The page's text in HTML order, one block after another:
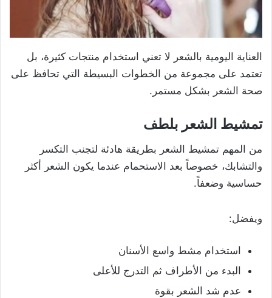
العناية اليومية بالشعر لا تعني استخدام منتجات كثيرة، بل
تعتمد على مجموعة من الخطوات البسيطة التي تحافظ على
صحة الشعر بشكل مستمر.
تمشيط الشعر بلطف
من المهم تمشيط الشعر بطريقة هادئة لتجنب التكسر
والتشابك، خصوصاً بعد الاستحمام عندما يكون الشعر أكثر
حساسية وضعفاً.
ويفضل:
استخدام مشط واسع الأسنان
البدء من الأطراف ثم التدرج للأعلى
عدم شد الشعر بقوة